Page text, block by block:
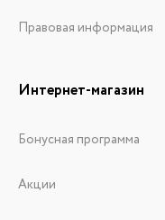
Правовая информация
Интернет-магазин
Бонусная программа
Акции